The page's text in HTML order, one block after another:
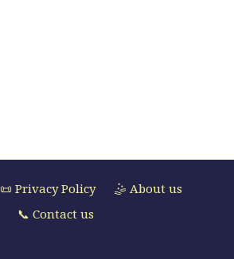
📜 Privacy Policy
🤹 About us
📞 Contact us